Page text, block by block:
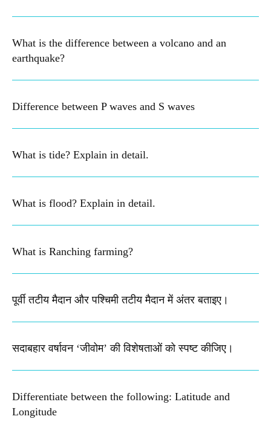
What is the difference between a volcano and an
earthquake?
Difference between P waves and S waves
What is tide? Explain in detail.
What is flood? Explain in detail.
What is Ranching farming?
पूर्वी तटीय मैदान और पश्चिमी तटीय मैदान में अंतर बताइए।
सदाबहार वर्षावन ‘जीवोम’ की विशेषताओं को स्पष्ट कीजिए। ​
Differentiate between the following: Latitude and
Longitude